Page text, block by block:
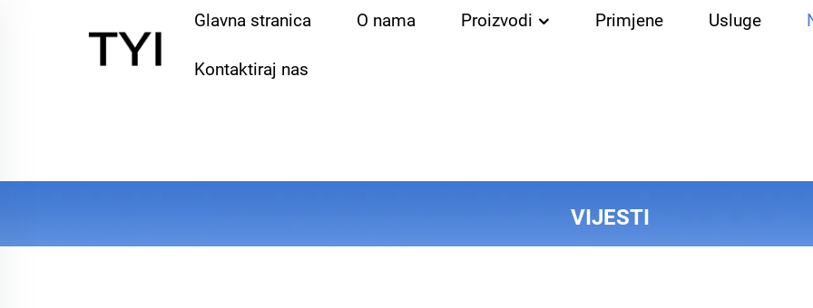
Glavna stranica O nama Proizvodi Primjene Usluge
Kontaktiraj nas
VIJESTI